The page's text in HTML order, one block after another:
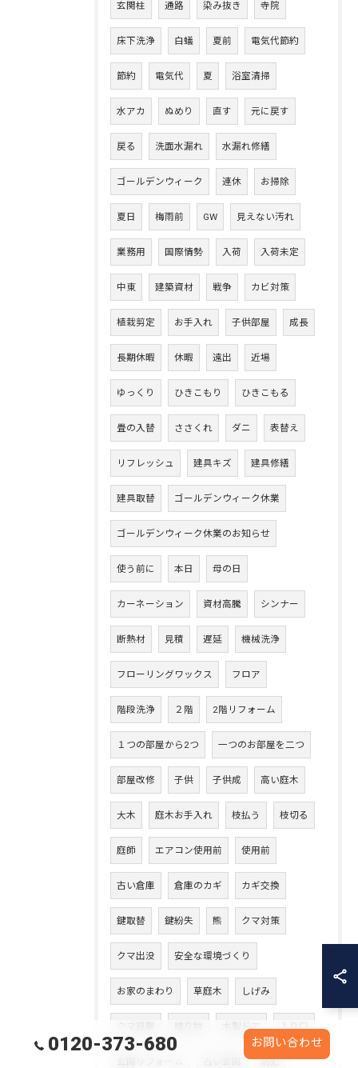
玄関柱 通路 染み抜き 寺院
床下洗浄 白蟻 夏前 電気代節約
節約 電気代 夏 浴室清掃
水アカ ぬめり 直す 元に戻す
戻る 洗面水漏れ 水漏れ修繕
ゴールデンウィーク 連休 お掃除
夏日 梅雨前 GW 見えない汚れ
業務用 国際情勢 入荷 入荷未定
中東 建築資材 戦争 カビ対策
植栽剪定 お手入れ 子供部屋 成長
長期休暇 休暇 遠出 近場
ゆっくり ひきこもり ひきこもる
畳の入替 ささくれ ダニ 表替え
リフレッシュ 建具キズ 建具修繕
建具取替 ゴールデンウィーク休業
ゴールデンウィーク休業のお知らせ
使う前に 本日 母の日
カーネーション 資材高騰 シンナー
断熱材 見積 遅延 機械洗浄
フローリングワックス フロア
階段洗浄 ２階 2階リフォーム
１つの部屋から2つ 一つのお部屋を二つ
部屋改修 子供 子供成 高い庭木
大木 庭木お手入れ 枝払う 枝切る
庭師 エアコン使用前 使用前
古い倉庫 倉庫のカギ カギ交換
鍵取替 鍵紛失 熊 クマ対策
クマ出没 安全な環境づくり
お家のまわり 草庭木 しげみ
木製ドア 入り口
防犯
0120-373-680 お問い合わせ